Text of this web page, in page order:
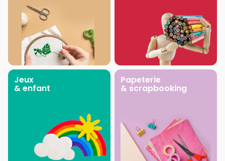
Jeux
& enfant
Papeterie
& scrapbooking